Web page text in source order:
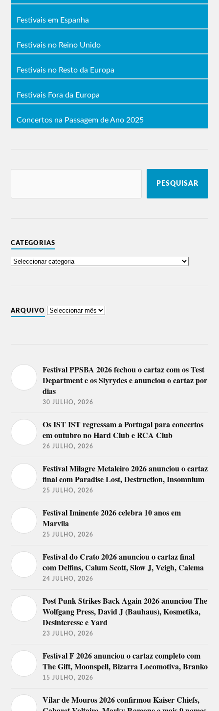
Festivais em Espanha
Festivais no Reino Unido
Festivais no Resto da Europa
Festivais Fora da Europa
Concertos na Passagem de Ano 2025
PESQUISAR
CATEGORIAS
ARQUIVO
Festival PPSBA 2026 fechou o cartaz com os Test
Department e os Slyrydes e anunciou o cartaz por
dias
30 JULHO, 2026
Os IST IST regressam a Portugal para concertos
em outubro no Hard Club e RCA Club
26 JULHO, 2026
Festival Milagre Metaleiro 2026 anunciou o cartaz
final com Paradise Lost, Destruction, Insomnium
25 JULHO, 2026
Festival Iminente 2026 celebra 10 anos em
Marvila
25 JULHO, 2026
Festival do Crato 2026 anunciou o cartaz final
com Delfins, Calum Scott, Slow J, Veigh, Calema
24 JULHO, 2026
Post Punk Strikes Back Again 2026 anunciou The
Wolfgang Press, David J (Bauhaus), Kosmetika,
Desinteresse e Yard
23 JULHO, 2026
Festival F 2026 anunciou o cartaz completo com
The Gift, Moonspell, Bizarra Locomotiva, Branko
15 JULHO, 2026
Vilar de Mouros 2026 confirmou Kaiser Chiefs,